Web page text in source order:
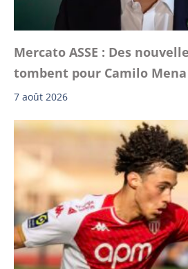
Mercato ASSE : Des
tombent pour Camilo Mena
7 août 2026